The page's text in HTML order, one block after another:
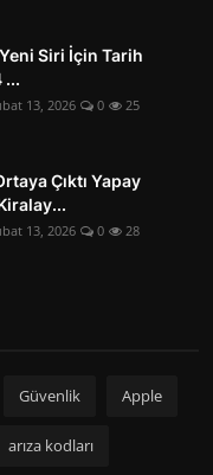
Siri İçin Tarih
...
13, 2026 0 25
Çıktı Yapay
13, 2026 0 28
Güvenlik Apple
arıza kodları